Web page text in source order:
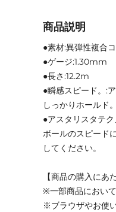
商品説明
●素材:異弾性複合
●ゲージ:1.30mm
●長さ:12.2m
●瞬感スピード。:
しっかりホールド
●アスタリスタテ
ボールのスピード
してください。
【商品の購入にあ
※一部商品におい
※ブラウザやお使